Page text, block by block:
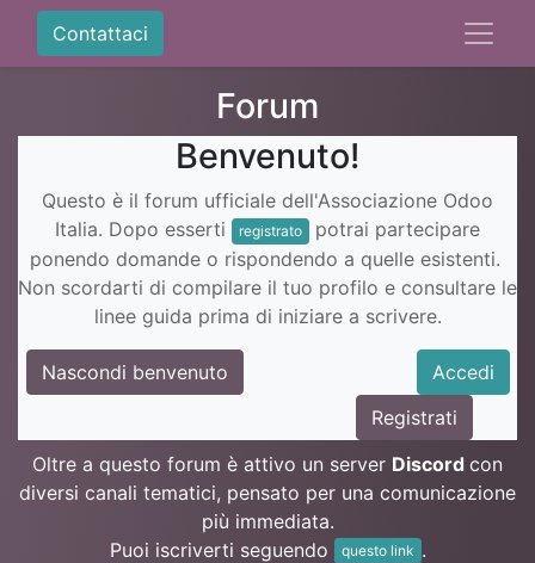
Contattaci
Forum
Benvenuto!
Questo è il forum ufficiale dell'Associazione Odoo
Italia. Dopo esserti
registrato
potrai partecipare
ponendo domande o rispondendo a quelle esistenti.
Non scordarti di compilare il tuo profilo e consultare le
linee guida prima di iniziare a scrivere.
Nascondi benvenuto
Accedi
Registrati
Oltre a questo forum è attivo un server Discord con
diversi canali tematici, pensato per una comunicazione
più immediata.
Puoi iscriverti seguendo
questo link .